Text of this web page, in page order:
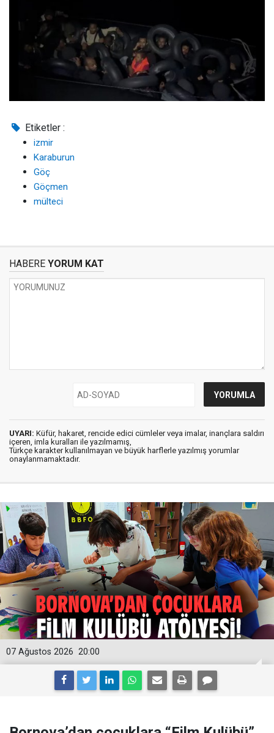
Etiketler :
izmir
Karaburun
Göç
Göçmen
mülteci
HABERE YORUM KAT
UYARI: Küfür, hakaret, rencide edici cümleler veya imalar, inançlara saldırı
içeren, imla kuralları ile yazılmamış,
Türkçe karakter kullanılmayan ve büyük harflerle yazılmış yorumlar
onaylanmamaktadır.
20:00
07 Ağustos 2026